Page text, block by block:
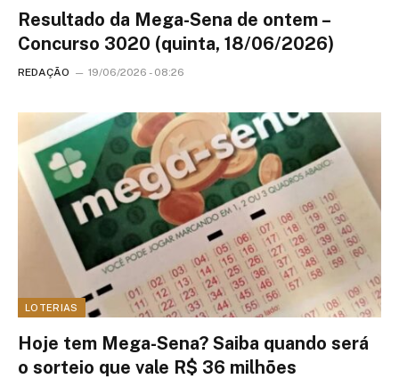
Resultado da Mega-Sena de ontem –
Concurso 3020 (quinta, 18/06/2026)
REDAÇÃO 19/06/2026 - 08:26
LOTERIAS
Hoje tem Mega-Sena? Saiba quando será
o sorteio que vale R$ 36 milhões